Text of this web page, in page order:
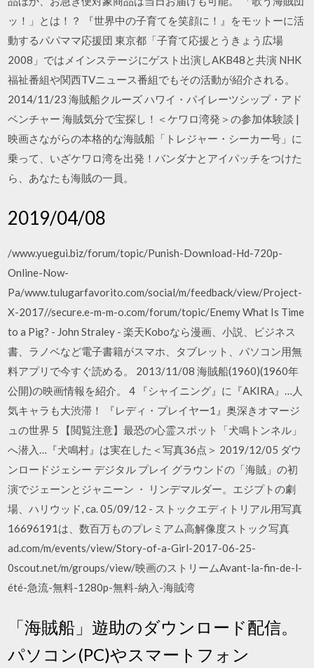
ッ！」とは！？ 『世界中の子育てを笑顔に！』をモットーに活
動するパパママ応援団 東京都「子育て応援とうきょう広場
2008」ではメインステージにゲスト出演しAKB48と共演 NHK
福祉番組や関西TVニュース番組でもその活動が紹介される。
2014/11/23 海賊船クルーズ ハワイ・パイレーツシップ・アド
ベンチャー 海賊気分で宝探し！＜ケワロ湾発＞の参加体験談 |
映画さながらの本格的な海賊船「トレジャー・シーカー号」に
乗って、いざケワロ湾を出発！バンダナとアイパッチをつけた
ら、あなたも海賊の一員。
2019/04/08
/www.yuegui.biz/forum/topic/Punish-Download-Hd-720p-
Online-Now-
Pa/www.tulugarfavorito.com/social/m/feedback/view/Project-
X-2017//secure.e-m-m-o.com/forum/topic/Enemy What Is Time
to a Pig? - John Straley - 楽天Koboなら漫画、小説、ビジネス
書、ラノベなど電子書籍がスマホ、タブレット、パソコン用無
料アプリで今すぐ読める。 2013/11/08 海賊船(1960)(1960年
公開)の映画情報を紹介。 4 『シャイニング』に『AKIRA』…人
気キャラも大渋滞！ 『レディ・プレイヤー1』奥深きオマージ
ュの世界 5 【閲覧注意】最恐の心霊スポット「犬鳴トンネル」
へ潜入…『犬鳴村』は実在した＜写真36点＞ 2019/12/05 ダウ
ンロードジェシー デジタル プレイ グラウンドの「海賊」の初
演でジェーンとジャニーン ・ リンデマルダー。エジプトの劇
場、ハリウッド, ca. 05/09/12 - ストックエディトリアル用写真
16696191は、数百万ものプレミアム高解像度ストック写真
ad.com/m/events/view/Story-of-a-Girl-2017-06-25-
0scout.net/m/groups/view/映画のストリームAvant-la-fin-de-l-
été-急流-無料-1280p-無料-納入-海賊湾
「海賊船」遊助のダウンロード配信。
パソコン(PC)やスマートフォン